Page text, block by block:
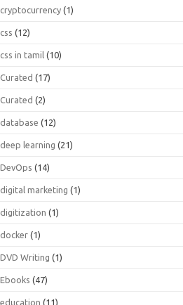
cryptocurrency (1)
css (12)
css in tamil (10)
Curated (17)
Curated (2)
database (12)
deep learning (21)
DevOps (14)
digital marketing (1)
digitization (1)
docker (1)
DVD Writing (1)
Ebooks (47)
education (11)